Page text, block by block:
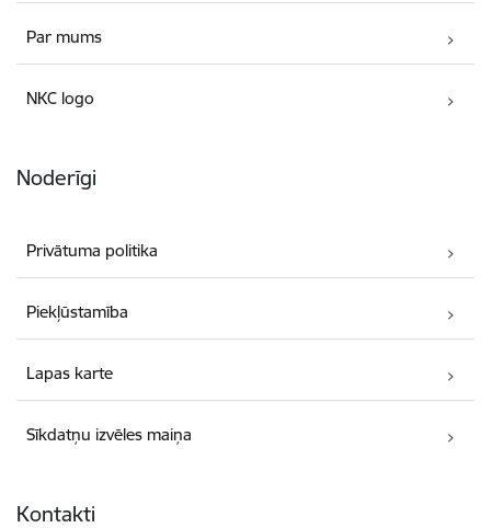
Par mums
NKC logo
Noderīgi
Privātuma politika
Piekļūstamība
Lapas karte
Sīkdatņu izvēles maiņa
Kontakti